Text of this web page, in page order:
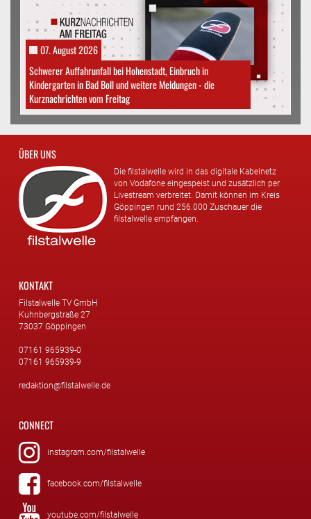
07. August 2026
Schwerer Auffahrunfall bei Hohenstadt, Einbruch in
Kindergarten in Bad Boll und weitere Meldungen - die
Kurznachrichten vom Freitag
ÜBER UNS
Die filstalwelle wird in das digitale Kabelnetz
von Vodafone eingespeist und zusätzlich per
Livestream verbreitet. Damit können im Kreis
Göppingen rund 256.000 Zuschauer die
filstalwelle empfangen.
KONTAKT
Filstalwelle TV GmbH
Kuhnbergstraße 27
73037 Göppingen
07161 965939-0
07161 965939-9
redaktion@filstalwelle.de
CONNECT
instagram.com/filstalwelle
facebook.com/filstalwelle
youtube.com/filstalwelle